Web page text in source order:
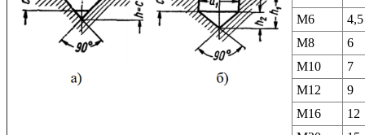
М6
4,5
М8
6
М10
7
М12
9
М16
12